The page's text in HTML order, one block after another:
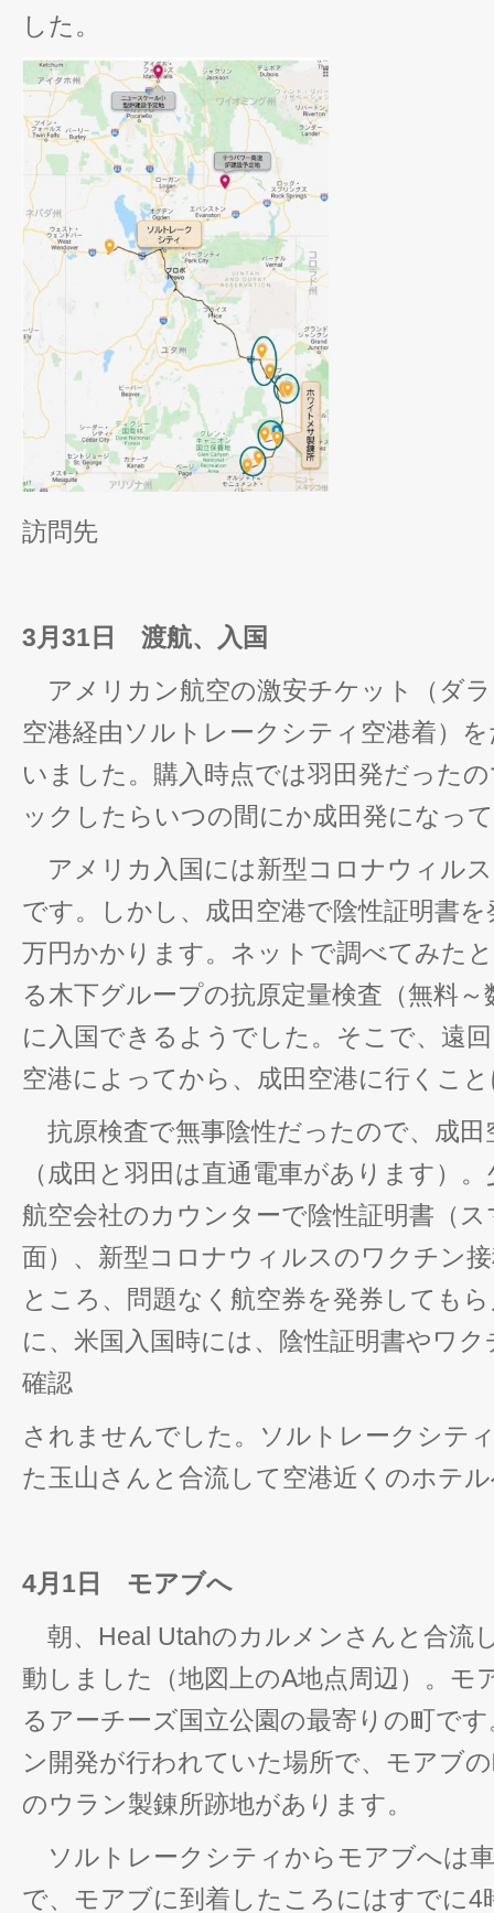
した。
訪問先
3月31日 渡航、入国
アメリカン航空の激安チケット（ダ
空港経由ソルトレークシティ空港着）
いました。購入時点では羽田発だった
ックしたらいつの間にか成田発になっ
アメリカ入国には新型コロナウィル
です。しかし、成田空港で陰性証明書
万円かかります。ネットで調べてみた
る木下グループの抗原定量検査（無料
に入国できるようでした。そこで、遠
空港によってから、成田空港に行くこ
抗原検査で無事陰性だったので、成田
（成田と羽田は直通電車があります）
航空会社のカウンターで陰性証明書（
面）、新型コロナウィルスのワクチン
ところ、問題なく航空券を発券しても
に、米国入国時には、陰性証明書やワ
確認
されませんでした。ソルトレークシテ
た玉山さんと合流して空港近くのホテ
4月1日 モアブへ
朝、Heal Utahのカルメンさんと合流
動しました（地図上のA地点周辺）。モ
るアーチーズ国立公園の最寄りの町で
ン開発が行われていた場所で、モアブ
のウラン製錬所跡地があります。
ソルトレークシティからモアブへは
で、モアブに到着したころにはすでに4